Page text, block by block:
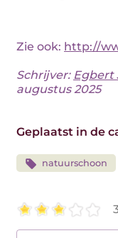
Zie ook: http://
Schrijver: Egbert
augustus 2025
Geplaatst in de
natuurschoon